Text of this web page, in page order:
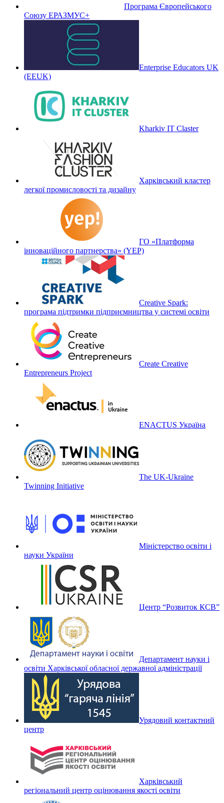
Програма Європейського
Союзу ЕРАЗМУС+
Enterprise Educators UK
(EEUK)
Kharkiv IT Claster
Харківський кластер
легкої промисловості та дизайну
ГО «Платформа
інноваційного партнерства» (YEP)
Creative Spark:
програма підтримки підприємництва у системі освіти
Create Creative
Entrepreneurs Project
ENACTUS Україна
The UK-Ukraine
Twinning Initiative
Міністерство освіти і
науки України
Центр “Розвиток КСВ”
Департамент науки і
освіти Харківської обласної державної адміністрації
Урядовий контактний
центр
Харківський
регіональний центр оцінювання якості освіти